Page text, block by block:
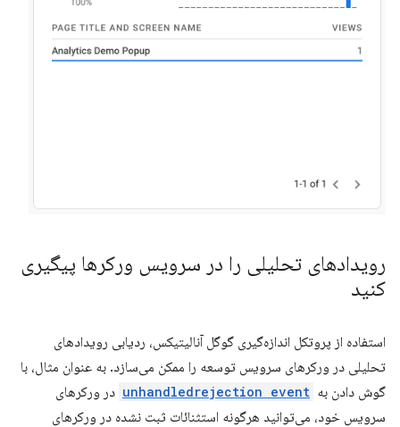
رویدادهای تحلیلی را در سرویس ورکرها پیگیری
کنید
استفاده از پروتکل اندازه‌گیری گوگل آنالیتیکس، ردیابی رویدادهای
تحلیلی در ورکرهای سرویس توسعه را ممکن می‌سازد. به عنوان مثال، با
گوش دادن به unhandledrejection event در ورکرهای
سرویس خود، می‌توانید هرگونه استثنائات ثبت نشده در ورکرهای